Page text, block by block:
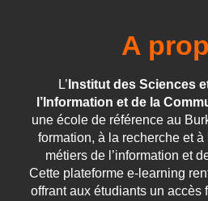
A
L’ Institut des Sciences
l’Information et de la
une école de référence au
formation, à la recherche et à
métiers de l’information et
Cette plateforme e-learning
offrant aux étudiants un accès